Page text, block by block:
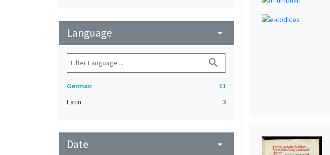
Language arrow_drop_down
search
German
11
Latin
3
Date arrow_drop_down